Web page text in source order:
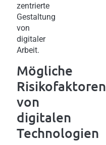
zentrierte
Gestaltung
von
digitaler
Arbeit.
Mögliche
Risikofaktoren
von
digitalen
Technologien